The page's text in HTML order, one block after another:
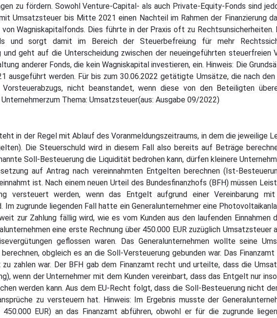
zu fördern. Sowohl Venture-Capital- als auch Private-Equity-Fonds sind
Umsatzsteuer bis Mitte 2021 einen Nachteil im Rahmen der Finanzierung
Wagniskapitalfonds. Dies führte in der Praxis oft zu
und sorgt damit im Bereich der Steuerbefreiung für mehr
und geht auf die Unterscheidung zwischen der neueingeführten steuerfreien
anderer Fonds, die kein Wagniskapital investieren, ein. Hinweis: Die
ausgeführt werden. Für bis zum 30.06.2022 getätigte Umsätze, die nach
nicht beanstandet, wenn diese von den Beteiligten
Thema: Umsatzsteuer(aus: Ausgabe 09/2022)
in der Regel mit Ablauf des Voranmeldungszeitraums, in dem die jeweilige
Die Steuerschuld wird in diesem Fall also bereits auf Beträge
Soll-Besteuerung die Liquidität bedrohen kann, dürfen kleinere
auf Antrag nach vereinnahmten Entgelten berechnen (Ist-
ist. Nach einem neuen Urteil des Bundesfinanzhofs (BFH) müssen
versteuert werden, wenn das Entgelt aufgrund einer Vereinbarung
zugrunde liegenden Fall hatte ein Generalunternehmer eine
zur Zahlung fällig wird, wie es vom Kunden aus den laufenden Einnahmen
eine erste Rechnung über 450.000 EUR zuzüglich Umsatzsteuer
geflossen waren. Das Generalunternehmen wollte seine
obgleich es an die Soll-Versteuerung gebunden war. Das
zu zahlen war. Der BFH gab dem Finanzamt recht und urteilte, dass die
wenn der Unternehmer mit dem Kunden vereinbart, dass das Entgelt nur
werden kann. Aus dem EU-Recht folgt, dass die Soll-Besteuerung nicht
zu versteuern hat. Hinweis: Im Ergebnis musste der
450.000 EUR) an das Finanzamt abführen, obwohl er für die zugrunde